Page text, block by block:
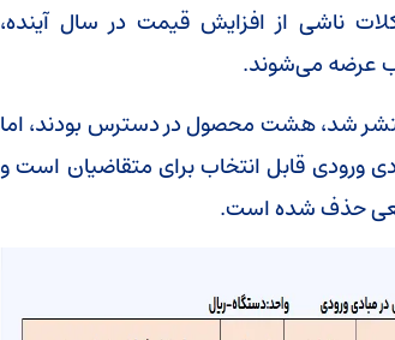
ناشی از افزایش قیمت در سال آینده،
عرضه می‌شوند.
شد، هشت محصول در دسترس بودند، اما
ورودی قابل انتخاب برای متقاضیان است و
حذف شده است.